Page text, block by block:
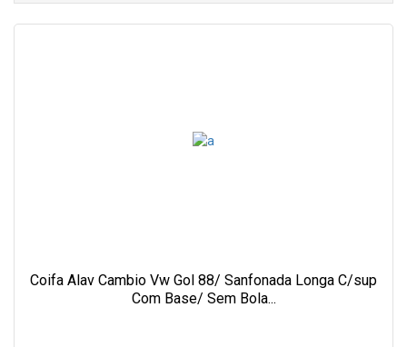
Coifa Alav Cambio Vw Gol 88/ Sanfonada Longa C/sup
Com Base/ Sem Bola...